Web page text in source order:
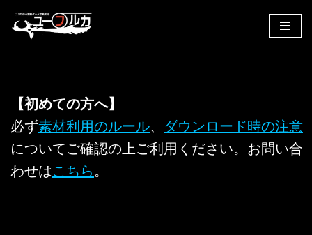
へ
キ
ッ
【初めての方へ】
必ず素材利用のルール、 ダウンロード時の注意
についてご確認の上ご利用ください。お問い合
わせはこちら 。